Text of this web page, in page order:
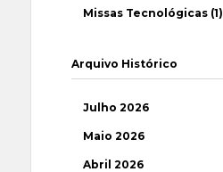
Missas Tecnológicas (1)
Arquivo Histórico
Julho 2026
Maio 2026
Abril 2026